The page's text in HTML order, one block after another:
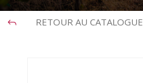
J RETOUR AU CATALOGUE